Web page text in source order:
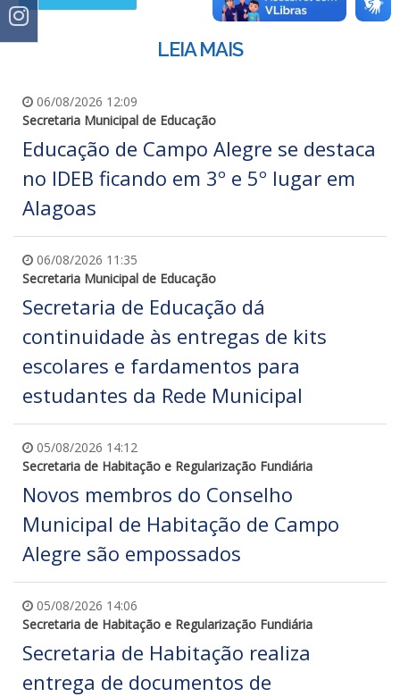
LEIA MAIS
06/08/2026 12:09
Secretaria Municipal de Educação
Educação de Campo Alegre se destaca
no IDEB ficando em 3º e 5º lugar em
Alagoas
06/08/2026 11:35
Secretaria Municipal de Educação
Secretaria de Educação dá
continuidade às entregas de kits
escolares e fardamentos para
estudantes da Rede Municipal
05/08/2026 14:12
Secretaria de Habitação e Regularização Fundiária
Novos membros do Conselho
Municipal de Habitação de Campo
Alegre são empossados
05/08/2026 14:06
Secretaria de Habitação e Regularização Fundiária
Secretaria de Habitação realiza
entrega de documentos de